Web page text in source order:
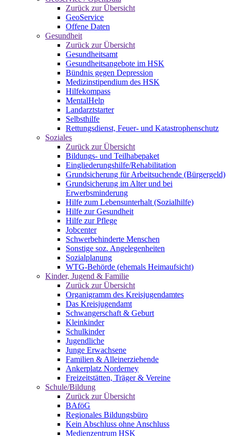
Zurück zur Übersicht
GeoService
Offene Daten
Gesundheit
Zurück zur Übersicht
Gesundheitsamt
Gesundheitsangebote im HSK
Bündnis gegen Depression
Medizinstipendium des HSK
Hilfekompass
MentalHelp
Landarztstarter
Selbsthilfe
Rettungsdienst, Feuer- und Katastrophenschutz
Soziales
Zurück zur Übersicht
Bildungs- und Teilhabepaket
Eingliederungshilfe/Rehabilitation
Grundsicherung für Arbeitsuchende (Bürgergeld)
Grundsicherung im Alter und bei
Erwerbsminderung
Hilfe zum Lebensunterhalt (Sozialhilfe)
Hilfe zur Gesundheit
Hilfe zur Pflege
Jobcenter
Schwerbehinderte Menschen
Sonstige soz. Angelegenheiten
Sozialplanung
WTG-Behörde (ehemals Heimaufsicht)
Kinder, Jugend & Familie
Zurück zur Übersicht
Organigramm des Kreisjugendamtes
Das Kreisjugendamt
Schwangerschaft & Geburt
Kleinkinder
Schulkinder
Jugendliche
Junge Erwachsene
Familien & Alleinerziehende
Ankerplatz Norderney
Freizeitstätten, Träger & Vereine
Schule/Bildung
Zurück zur Übersicht
BAföG
Regionales Bildungsbüro
Kein Abschluss ohne Anschluss
Medienzentrum HSK